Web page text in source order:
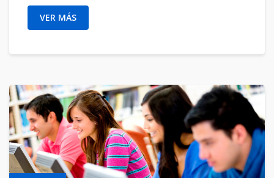
VER MÁS